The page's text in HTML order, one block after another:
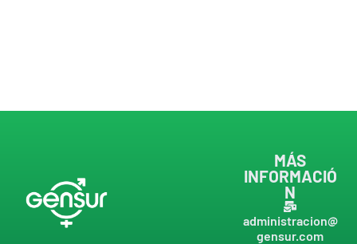
MÁS
INFORMACIÓ
N
administracion@
gensur.com